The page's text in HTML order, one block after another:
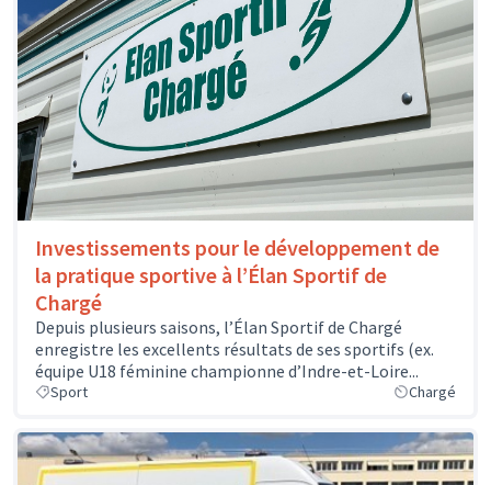
Investissements pour le développement de
la pratique sportive à l’Élan Sportif de
Chargé
Depuis plusieurs saisons, l’Élan Sportif de Chargé
enregistre les excellents résultats de ses sportifs (ex.
équipe U18 féminine championne d’Indre-et-Loire...
Sport Chargé